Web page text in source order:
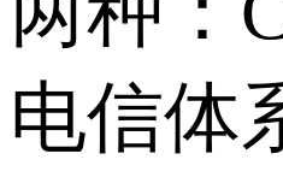
电信体